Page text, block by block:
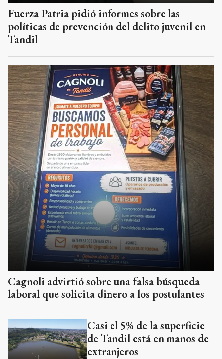
Fuerza Patria pidió informes sobre las
políticas de prevención del delito juvenil en
Tandil
Cagnoli advirtió sobre una falsa búsqueda
laboral que solicita dinero a los postulantes
Casi el 5% de la superficie
de Tandil está en manos de
extranjeros